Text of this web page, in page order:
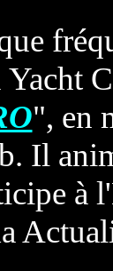
", en
Il
à